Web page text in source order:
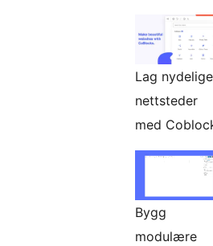
Lag nydelige
nettsteder
med
Bygg
modulære